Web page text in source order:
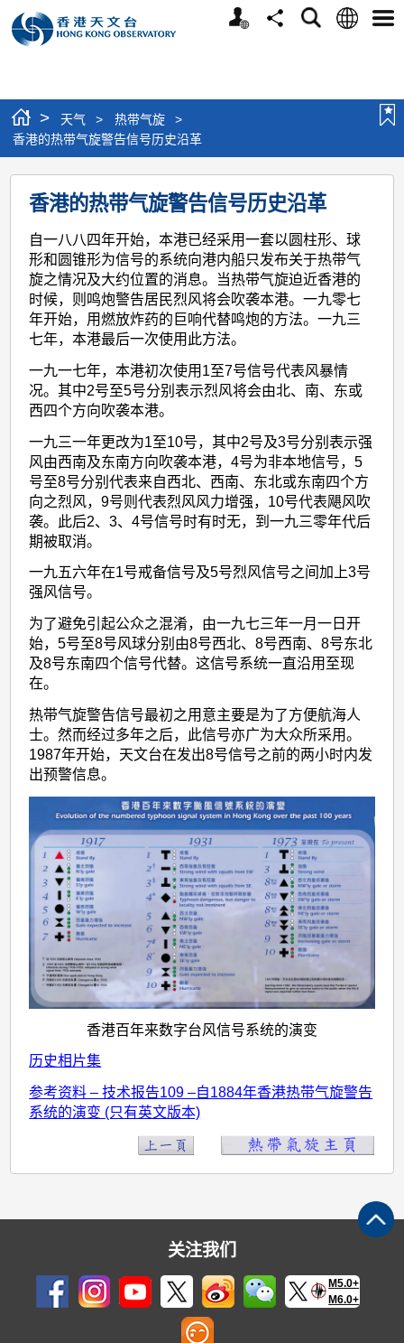
个
分
搜
语
选
> 天气 > 热带气旋
>
香港的热带气旋警告信号历史沿革
香
港
的
热
带
气
旋
警
告
信
号
历
史
沿
革
香港的热带气旋警告信号历史沿革
自一八八四年开始，本港已经采用一套以圆柱形、球
形和圆锥形为信号的系统向港内船只发布关于热带气
旋之情况及大约位置的消息。当热带气旋迫近香港的
时候，则鸣炮警告居民烈风将会吹袭本港。一九零七
年开始，用燃放炸药的巨响代替鸣炮的方法。一九三
七年，本港最后一次使用此方法。
一九一七年，本港初次使用1至7号信号代表风暴情
况。其中2号至5号分别表示烈风将会由北、南、东或
西四个方向吹袭本港。
一九三一年更改为1至10号，其中2号及3号分别表示强
风由西南及东南方向吹袭本港，4号为非本地信号，5
号至8号分别代表来自西北、西南、东北或东南四个方
向之烈风，9号则代表烈风风力增强，10号代表飓风吹
袭。此后2、3、4号信号时有时无，到一九三零年代后
期被取消。
一九五六年在1号戒备信号及5号烈风信号之间加上3号
强风信号。
为了避免引起公众之混淆，由一九七三年一月一日开
始，5号至8号风球分别由8号西北、8号西南、8号东北
及8号东南四个信号代替。这信号系统一直沿用至现
在。
热带气旋警告信号最初之用意主要是为了方便航海人
士。然而经过多年之后，此信号亦广为大众所采用。
1987年开始，天文台在发出8号信号之前的两小时内发
出预警信息。
香港百年来数字台风信号系统的演变
历史相片集
参考资料 – 技术报告109 –自1884年香港热带气旋警告
系统的演变 (只有英文版本)
关注我们
M5.0+
M6.0+